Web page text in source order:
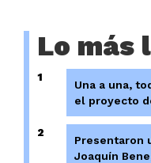
Lo más
1
Una a una,
el proyecto
2
Presentaron
Joaquín